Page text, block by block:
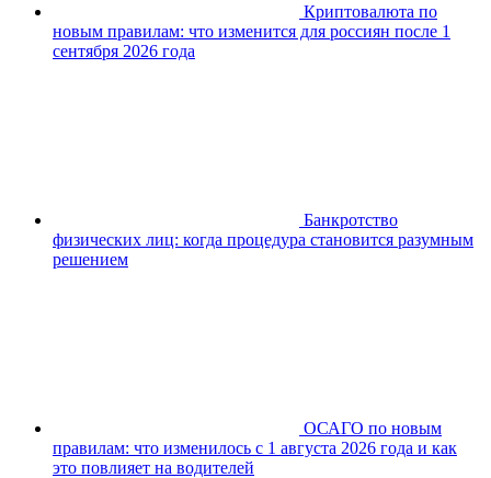
Криптовалюта по
новым правилам: что изменится для россиян после 1
сентября 2026 года
Банкротство
физических лиц: когда процедура становится разумным
решением
ОСАГО по новым
правилам: что изменилось с 1 августа 2026 года и как
это повлияет на водителей